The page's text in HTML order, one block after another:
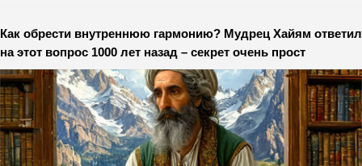
Как обрести внутреннюю гармонию? Мудрец Хайям ответил
на этот вопрос 1000 лет назад – секрет очень прост